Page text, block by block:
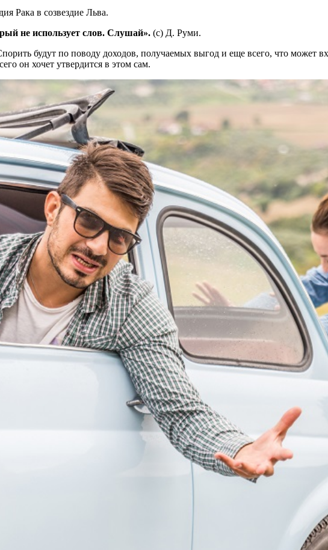
Рака в созвездие Льва.
не использует слов. Слушай». (с) Д. Руми.
будут по поводу доходов, получаемых выгод и еще всего, что может
он хочет утвердится в этом сам.